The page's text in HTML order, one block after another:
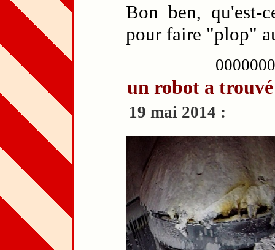
Bon ben, qu'est-
pour faire "plop"
un robot a
19 mai 2014 :